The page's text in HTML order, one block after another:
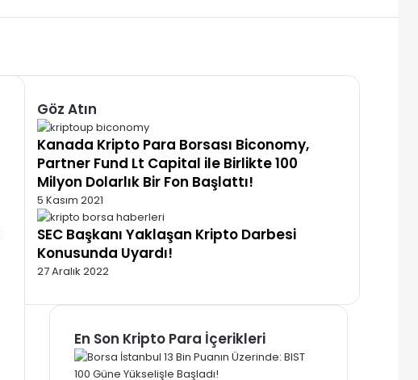
Göz Atın
Kapalı
Kanada Kripto Para Borsası Biconomy,
Partner Fund Lt Capital ile Birlikte 100
Milyon Dolarlık Bir Fon Başlattı!
5 Kasım 2021
SEC Başkanı Yaklaşan Kripto Darbesi
Konusunda Uyardı!
27 Aralık 2022
En Son Kripto Para İçerikleri